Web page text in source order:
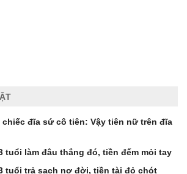
chiếc đĩa sứ cô tiên: Vậy tiên nữ trên đĩa
tuổi làm đâu thắng đó, tiền đếm mỏi tay
tuổi trả sạch nợ đời, tiền tài đỏ chót